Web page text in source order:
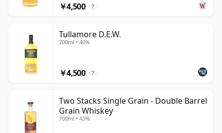
￥4,500 ?
Tullamore D.E.W.
700ml • 40%
￥4,500 ?
Two Stacks Single Grain - Double Barrel
Grain Whiskey
700ml • 43%